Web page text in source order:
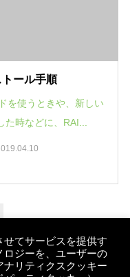
ール手順
を使うときや、新しい
た時などに、RAI...
てサービスを提供す
ロジーを、ユーザーの
リティクスクッキー